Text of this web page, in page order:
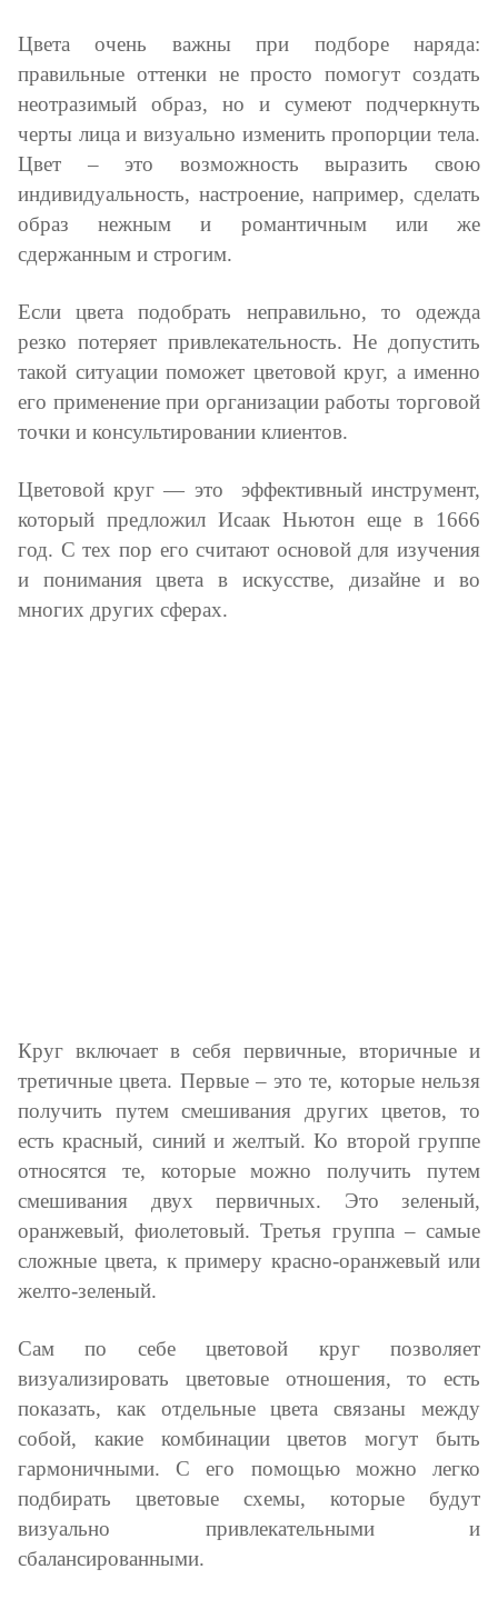
Цвета очень важны при подборе наряда:
правильные оттенки не просто помогут создать
неотразимый образ, но и сумеют подчеркнуть
черты лица и визуально изменить пропорции тела.
Цвет – это возможность выразить свою
индивидуальность, настроение, например, сделать
образ нежным и романтичным или же
сдержанным и строгим.
Если цвета подобрать неправильно, то одежда
резко потеряет привлекательность. Не допустить
такой ситуации поможет цветовой круг, а именно
его применение при организации работы торговой
точки и консультировании клиентов.
Цветовой круг — это эффективный инструмент,
который предложил Исаак Ньютон еще в 1666
год. С тех пор его считают основой для изучения
и понимания цвета в искусстве, дизайне и во
многих других сферах.
Круг включает в себя первичные, вторичные и
третичные цвета. Первые – это те, которые нельзя
получить путем смешивания других цветов, то
есть красный, синий и желтый. Ко второй группе
относятся те, которые можно получить путем
смешивания двух первичных. Это зеленый,
оранжевый, фиолетовый. Третья группа – самые
сложные цвета, к примеру красно-оранжевый или
желто-зеленый.
Сам по себе цветовой круг позволяет
визуализировать цветовые отношения, то есть
показать, как отдельные цвета связаны между
собой, какие комбинации цветов могут быть
гармоничными. С его помощью можно легко
подбирать цветовые схемы, которые будут
визуально привлекательными и
сбалансированными.